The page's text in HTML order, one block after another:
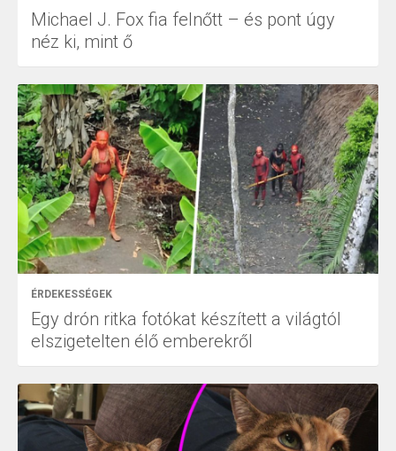
Michael J. Fox fia felnőtt – és pont úgy
néz ki, mint ő
ÉRDEKESSÉGEK
Egy drón ritka fotókat készített a világtól
elszigetelten élő emberekről